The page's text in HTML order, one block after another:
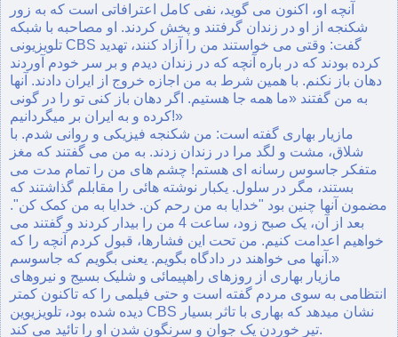
آنچه او، اکنون می گوید، نفی کامل اعترافاتی است که به زور
شکنجه از او در زندان گرفتند و پخش کردند. او مصاحبه با شبکه
تلویزیونی CBS گفت: وقتی می خواستند من را آزاد کنند، تهدید
کرده بودند که در باره آنچه که در زندان دیدم و بر سر خودم آوردند
دهان باز نکنم. با همین شرط به من اجازه خروج از ایران دادند. آنها
به من گفتند «ما همه جا هستیم. اگر دهان باز کنی تو را در گونی
کرده و به ایران بر میگردانیم!»
مازیار بهاری گفته است: من شکنجه فیزیکی و روانی شدم. با
شلاق، مشت و لگد مرا در زندان زدند. به من می گفتند که مغز
متفکر جاسوس رسانه ای هستم! چشم های من را تمام مدت می
بستند، مگر در سلول. یکبار نوشته هائی را مقابلم گذاشتند که
مضمون آنها چنین بود "خدایا به من رحم کن. خدایا به من کمک کن".
بعد از آن، یک صبح زود، ساعت 4 من را بیدار کردند و گفتند می
خواهیم اعدامت کنیم. من تحت این فشارها، قبول کردم آنچه را که
آنها می خواهند در دادگاه بگویم. یعنی بگویم که جاسوسم.»
مازیار بهاری از روزهای راهپیمائی و شلیک بسیج و نیروهای
انتظامی به سوی مردم گفته است و حتی فیلمی را که تاکنون کمتر
دیده شده بود، تلویزیوین CBS نشان میدهد که بهاری با تاثر بسیار
تیر خوردن یک جوان و سرنگون شدن او را تائید می کند.